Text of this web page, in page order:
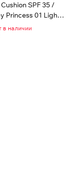
SPF 35 /
Princess 01 Light
в наличии